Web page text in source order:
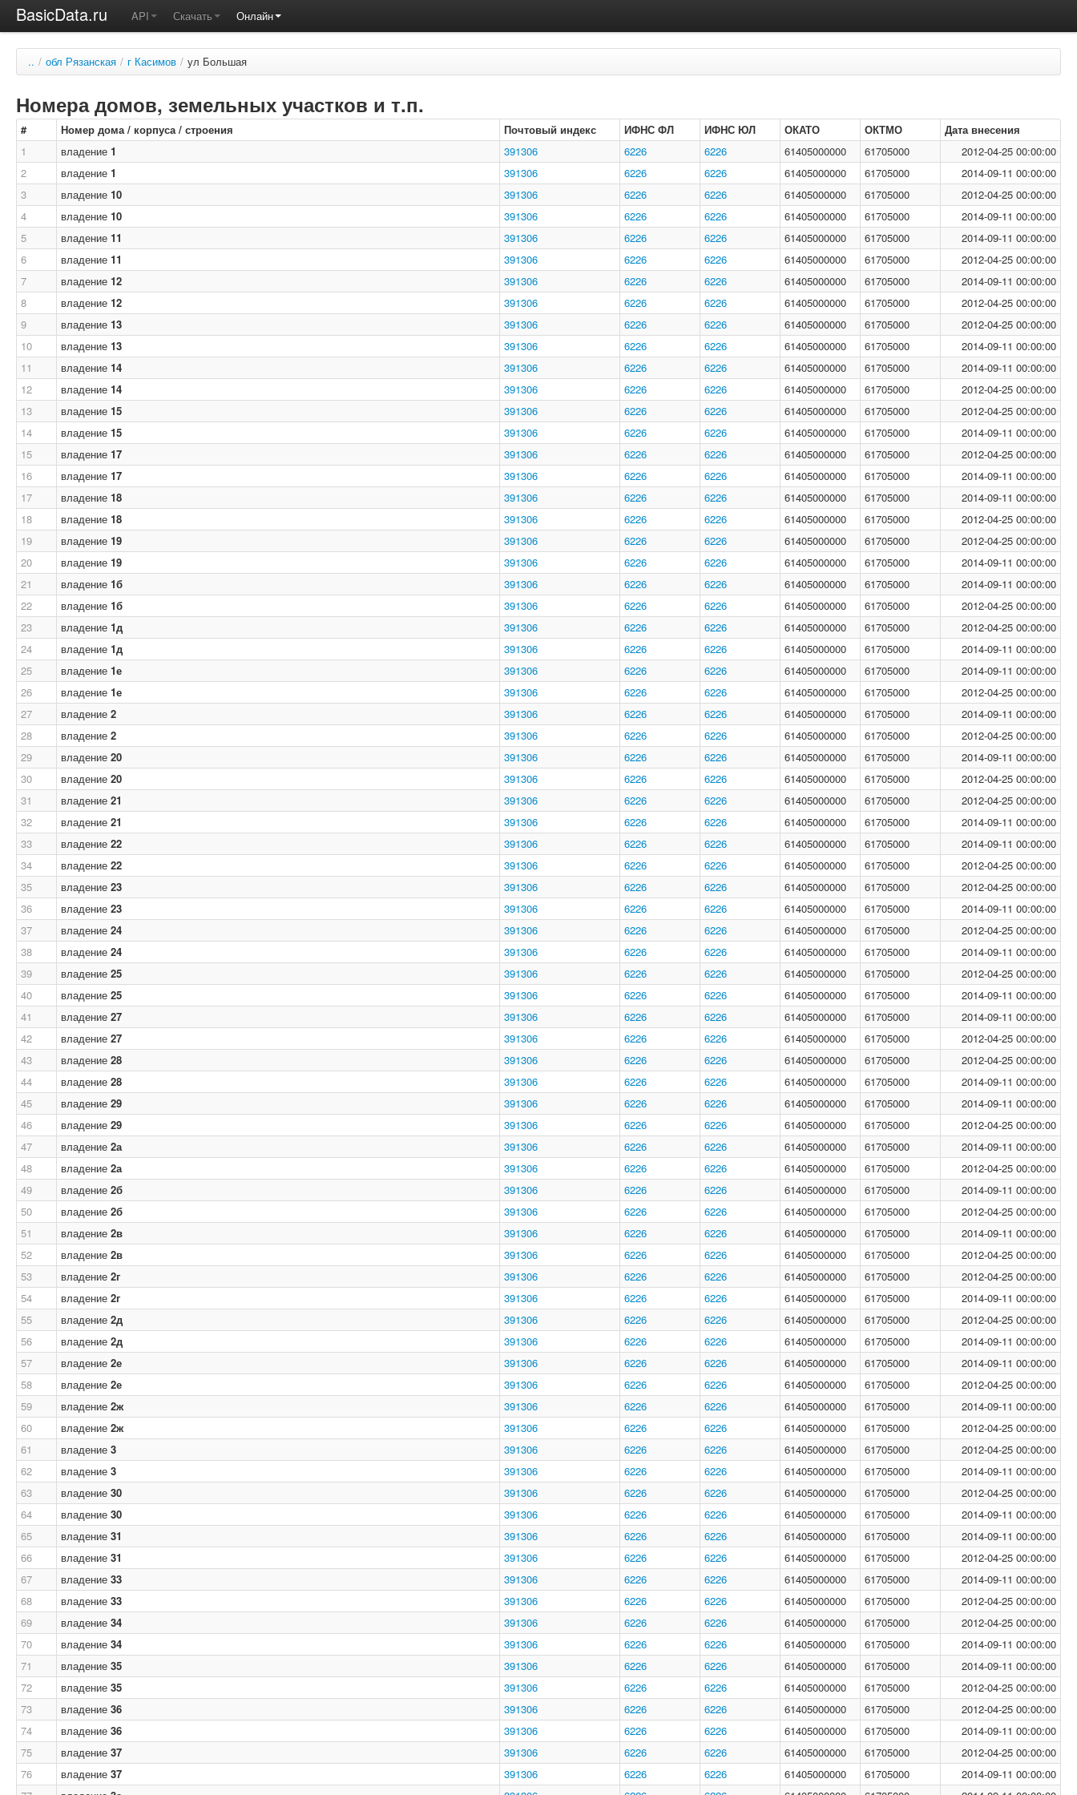
BasicData.ru API Скачать Онлайн
.. / обл Рязанская / г Касимов / ул Большая
Номера домов, земельных участков и т.п.
# Номер дома / корпуса / строения Почтовый индекс ИФНС ФЛ ИФНС ЮЛ ОКАТО ОКТМО
Дата внесения
1
владение 1 391306 6226 6226 61405000000 61705000
2012-04-25 00:00:00
2
владение 1 391306 6226 6226 61405000000 61705000
2014-09-11 00:00:00
3
владение 10 391306 6226 6226 61405000000 61705000
2012-04-25 00:00:00
4
владение 10 391306 6226 6226 61405000000 61705000
2014-09-11 00:00:00
5
владение 11 391306 6226 6226 61405000000 61705000
2014-09-11 00:00:00
6
владение 11 391306 6226 6226 61405000000 61705000
2012-04-25 00:00:00
7
владение 12 391306 6226 6226 61405000000 61705000
2014-09-11 00:00:00
8
владение 12 391306 6226 6226 61405000000 61705000
2012-04-25 00:00:00
9
владение 13 391306 6226 6226 61405000000 61705000
2012-04-25 00:00:00
10
владение 13 391306 6226 6226 61405000000 61705000
2014-09-11 00:00:00
11
владение 14 391306 6226 6226 61405000000 61705000
2014-09-11 00:00:00
12
владение 14 391306 6226 6226 61405000000 61705000
2012-04-25 00:00:00
13
владение 15 391306 6226 6226 61405000000 61705000
2012-04-25 00:00:00
14
владение 15 391306 6226 6226 61405000000 61705000
2014-09-11 00:00:00
15
владение 17 391306 6226 6226 61405000000 61705000
2012-04-25 00:00:00
16
владение 17 391306 6226 6226 61405000000 61705000
2014-09-11 00:00:00
17
владение 18 391306 6226 6226 61405000000 61705000
2014-09-11 00:00:00
18
владение 18 391306 6226 6226 61405000000 61705000
2012-04-25 00:00:00
19
владение 19 391306 6226 6226 61405000000 61705000
2012-04-25 00:00:00
20
владение 19 391306 6226 6226 61405000000 61705000
2014-09-11 00:00:00
21
владение 1б 391306 6226 6226 61405000000 61705000
2014-09-11 00:00:00
22
владение 1б 391306 6226 6226 61405000000 61705000
2012-04-25 00:00:00
23
владение 1д 391306 6226 6226 61405000000 61705000
2012-04-25 00:00:00
24
владение 1д 391306 6226 6226 61405000000 61705000
2014-09-11 00:00:00
25
владение 1е 391306 6226 6226 61405000000 61705000
2014-09-11 00:00:00
26
владение 1е 391306 6226 6226 61405000000 61705000
2012-04-25 00:00:00
27
владение 2 391306 6226 6226 61405000000 61705000
2014-09-11 00:00:00
28
владение 2 391306 6226 6226 61405000000 61705000
2012-04-25 00:00:00
29
владение 20 391306 6226 6226 61405000000 61705000
2014-09-11 00:00:00
30
владение 20 391306 6226 6226 61405000000 61705000
2012-04-25 00:00:00
31
владение 21 391306 6226 6226 61405000000 61705000
2012-04-25 00:00:00
32
владение 21 391306 6226 6226 61405000000 61705000
2014-09-11 00:00:00
33
владение 22 391306 6226 6226 61405000000 61705000
2014-09-11 00:00:00
34
владение 22 391306 6226 6226 61405000000 61705000
2012-04-25 00:00:00
35
владение 23 391306 6226 6226 61405000000 61705000
2012-04-25 00:00:00
36
владение 23 391306 6226 6226 61405000000 61705000
2014-09-11 00:00:00
37
владение 24 391306 6226 6226 61405000000 61705000
2012-04-25 00:00:00
38
владение 24 391306 6226 6226 61405000000 61705000
2014-09-11 00:00:00
39
владение 25 391306 6226 6226 61405000000 61705000
2012-04-25 00:00:00
40
владение 25 391306 6226 6226 61405000000 61705000
2014-09-11 00:00:00
41
владение 27 391306 6226 6226 61405000000 61705000
2014-09-11 00:00:00
42
владение 27 391306 6226 6226 61405000000 61705000
2012-04-25 00:00:00
43
владение 28 391306 6226 6226 61405000000 61705000
2012-04-25 00:00:00
44
владение 28 391306 6226 6226 61405000000 61705000
2014-09-11 00:00:00
45
владение 29 391306 6226 6226 61405000000 61705000
2014-09-11 00:00:00
46
владение 29 391306 6226 6226 61405000000 61705000
2012-04-25 00:00:00
47
владение 2а 391306 6226 6226 61405000000 61705000
2014-09-11 00:00:00
48
владение 2а 391306 6226 6226 61405000000 61705000
2012-04-25 00:00:00
49
владение 2б 391306 6226 6226 61405000000 61705000
2014-09-11 00:00:00
50
владение 2б 391306 6226 6226 61405000000 61705000
2012-04-25 00:00:00
51
владение 2в 391306 6226 6226 61405000000 61705000
2014-09-11 00:00:00
52
владение 2в 391306 6226 6226 61405000000 61705000
2012-04-25 00:00:00
53
владение 2г 391306 6226 6226 61405000000 61705000
2012-04-25 00:00:00
54
владение 2г 391306 6226 6226 61405000000 61705000
2014-09-11 00:00:00
55
владение 2д 391306 6226 6226 61405000000 61705000
2012-04-25 00:00:00
56
владение 2д 391306 6226 6226 61405000000 61705000
2014-09-11 00:00:00
57
владение 2е 391306 6226 6226 61405000000 61705000
2014-09-11 00:00:00
58
владение 2е 391306 6226 6226 61405000000 61705000
2012-04-25 00:00:00
59
владение 2ж 391306 6226 6226 61405000000 61705000
2014-09-11 00:00:00
60
владение 2ж 391306 6226 6226 61405000000 61705000
2012-04-25 00:00:00
61
владение 3 391306 6226 6226 61405000000 61705000
2012-04-25 00:00:00
62
владение 3 391306 6226 6226 61405000000 61705000
2014-09-11 00:00:00
63
владение 30 391306 6226 6226 61405000000 61705000
2012-04-25 00:00:00
64
владение 30 391306 6226 6226 61405000000 61705000
2014-09-11 00:00:00
65
владение 31 391306 6226 6226 61405000000 61705000
2014-09-11 00:00:00
66
владение 31 391306 6226 6226 61405000000 61705000
2012-04-25 00:00:00
67
владение 33 391306 6226 6226 61405000000 61705000
2014-09-11 00:00:00
68
владение 33 391306 6226 6226 61405000000 61705000
2012-04-25 00:00:00
69
владение 34 391306 6226 6226 61405000000 61705000
2012-04-25 00:00:00
70
владение 34 391306 6226 6226 61405000000 61705000
2014-09-11 00:00:00
71
владение 35 391306 6226 6226 61405000000 61705000
2014-09-11 00:00:00
72
владение 35 391306 6226 6226 61405000000 61705000
2012-04-25 00:00:00
73
владение 36 391306 6226 6226 61405000000 61705000
2012-04-25 00:00:00
74
владение 36 391306 6226 6226 61405000000 61705000
2014-09-11 00:00:00
75
владение 37 391306 6226 6226 61405000000 61705000
2012-04-25 00:00:00
76
владение 37 391306 6226 6226 61405000000 61705000
2014-09-11 00:00:00